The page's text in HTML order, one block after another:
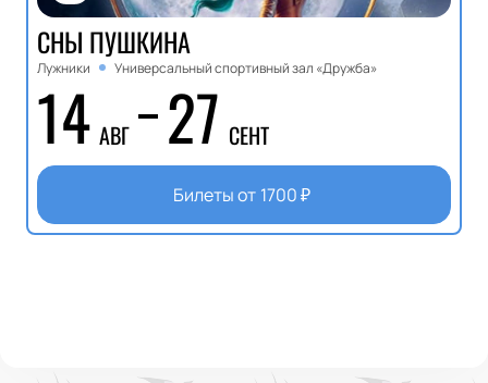
СНЫ ПУШКИНА
Лужники Универсальный спортивный зал «Дружба»
14 АВГ 27 СЕНТ
Билеты от 1700₽